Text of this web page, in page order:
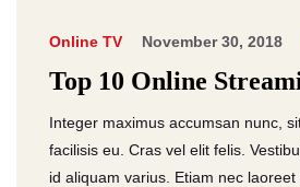
Online TV November 30, 2018
Top 10 Online
Integer maximus accumsan nunc,
facilisis eu. Cras vel elit felis.
id aliquam varius. Etiam nec